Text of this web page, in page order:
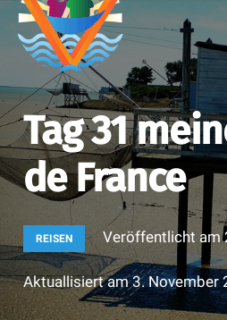
Tag 31
de France
REISEN Veröffentlicht am
Aktuallisiert am3. November